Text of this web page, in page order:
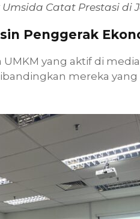
Catat Prestasi di
Penggerak
yang aktif di
mereka